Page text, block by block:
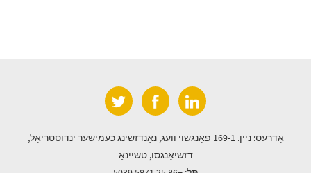
אַדרעס: ניין. 169-1 פאַנגשוי וועג, נאַנדזשינג כעמישער ינדוסטריאַל,
דזשיאַנגסו, טשיינאַ